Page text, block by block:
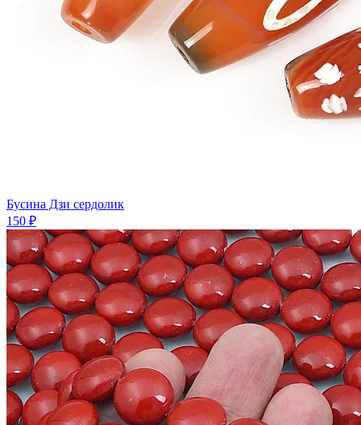
Бусина Дзи сердолик
150 ₽